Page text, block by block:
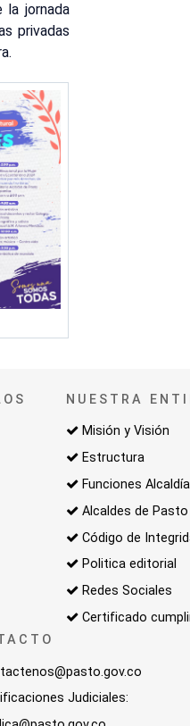
la jornada
privadas
NUESTRA
Misión y Visión
Estructura
Funciones Alcaldía
Alcaldes de Pasto
Código de
Politica editorial
Redes Sociales
Certificado
Judiciales: